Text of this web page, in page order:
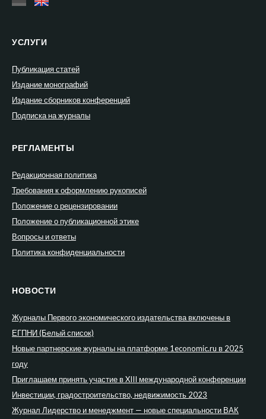
УСЛУГИ
Публикация статей
Издание монографий
Издание сборников конференций
Подписка на журналы
РЕГЛАМЕНТЫ
Редакционная политика
Требования к оформлению рукописей
Положение о рецензировании
Положение о публикационной этике
Вопросы и ответы
Политика конфиденциальности
НОВОСТИ
Журналы Первого экономического издательства включены в
ЕГПНИ (Белый список)
Новые партнерские журналы на платформе 1economic.ru в 2025
году
Приглашаем принять участие в XIII международной конференции
Инвестиции, градостроительство, недвижимость 2023
Журнал Лидерство и менеджмент — новые специальности ВАК